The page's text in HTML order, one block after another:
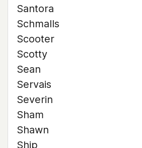
Santora
Schmalls
Scooter
Scotty
Sean
Servais
Severin
Sham
Shawn
Ship